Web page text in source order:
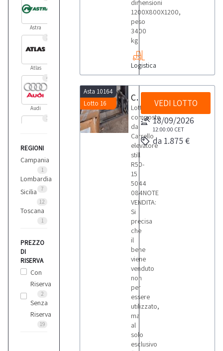
Astra
1
Atlas
4
Audi
1
Balma
1
Benati
Biesse
REGIONI
Campania
1
Lombardia
7
Sicilia
12
Toscana
1
PREZZO
DI
RISERVA
Con
Riserva
2
Senza
Riserva
19
dimensioni
1200X800X1200,
peso
3400
kg
Logistica
Asta 10164
Lotto 16
Carrello elevatore Still
Lotto
composto
da:
Carrello
elevatore
still
R50-
15
5044
084NOTE
VENDITA:
Si
precisa
che
il
bene
viene
venduto
non
per
essere
utilizzato,
ma
al
solo
esclusivo
VEDI LOTTO
18/09/2026
12:00:00 CET
da 1.875 €